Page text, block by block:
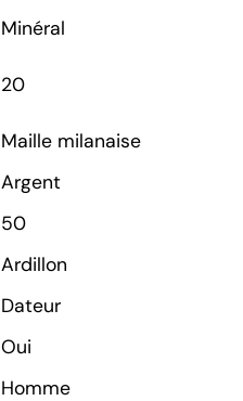
Minéral
20
Maille milanaise
Argent
50
Ardillon
Dateur
Oui
Homme